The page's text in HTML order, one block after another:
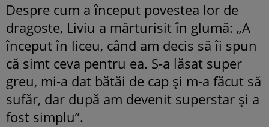
Despre cum a început povestea lor de
dragoste, Liviu a mărturisit în glumă: „A
început în liceu, când am decis să îi spun
că simt ceva pentru ea. S-a lăsat super
greu, mi-a dat bătăi de cap și m-a făcut să
sufăr, dar după am devenit superstar și a
fost simplu”.